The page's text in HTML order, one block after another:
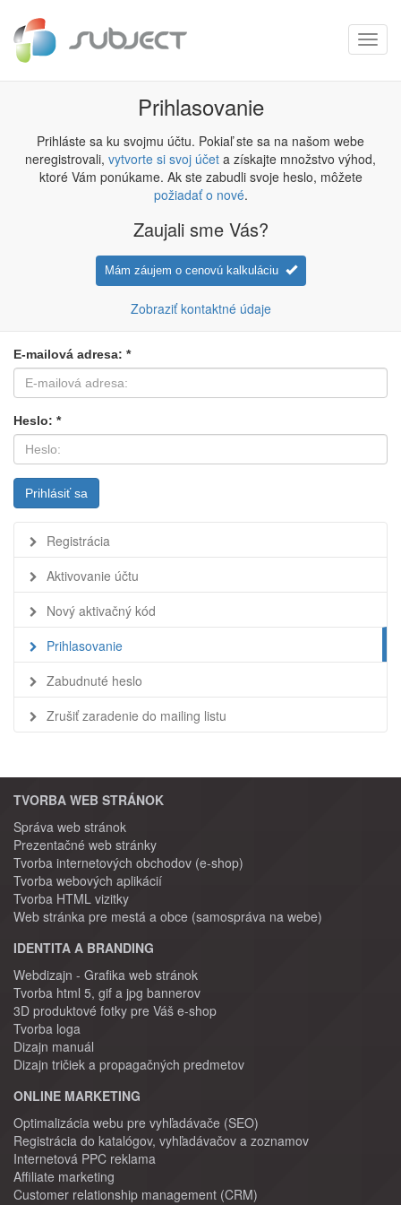
Prihlasovanie
Prihláste sa ku svojmu účtu. Pokiaľ ste sa na našom webe
neregistrovali, vytvorte si svoj účet a získajte množstvo výhod,
ktoré Vám ponúkame. Ak ste zabudli svoje heslo, môžete
požiadať o nové.
Zaujali sme Vás?
Mám záujem o cenovú kalkuláciu
Zobraziť kontaktné údaje
E-mailová adresa: *
Heslo: *
Prihlásiť sa
Registrácia
Aktivovanie účtu
Nový aktivačný kód
Prihlasovanie
Zabudnuté heslo
Zrušiť zaradenie do mailing listu
TVORBA WEB STRÁNOK
Správa web stránok
Prezentačné web stránky
Tvorba internetových obchodov (e-shop)
Tvorba webových aplikácií
Tvorba HTML vizitky
Web stránka pre mestá a obce (samospráva na webe)
IDENTITA A BRANDING
Webdizajn - Grafika web stránok
Tvorba html 5, gif a jpg bannerov
3D produktové fotky pre Váš e-shop
Tvorba loga
Dizajn manuál
Dizajn tričiek a propagačných predmetov
ONLINE MARKETING
Optimalizácia webu pre vyhľadávače (SEO)
Registrácia do katalógov, vyhľadávačov a zoznamov
Internetová PPC reklama
Affiliate marketing
Customer relationship management (CRM)